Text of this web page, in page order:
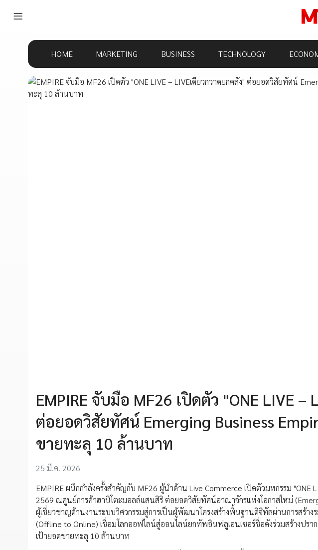
HOME MARKETING BUSINESS TECHNOLOGY
EMPIRE จับมือ MF26 เปิดตัว "ONE LIVE –
ต่อยอดวิสัยทัศน์ Emerging Business
ขายทะลุ 10 ล้านบาท
25 มี.ค. 2026
EMPIRE ผนึกกำลังครั้งสำคัญกับ MF26 ผู้นำด้าน Live Commerce เปิดตัวมหกรรม "ONE
2569 ณศูนย์การค้าฮาบิโตะมอลล์แสนสิริ ต่อยอดวิสัยทัศน์อาณาจักรแห่งโอกาสใหม่
ผู้เชี่ยวชาญด้านงานระบบวิศวกรรมสู่การเป็นผู้พัฒนาโครงสร้างพื้นฐานดิจิทัลผ่านการสร้าง
(Offline to Online) เชื่อมโลกออฟไลน์สู่ออนไลน์ยกทัพอินฟลูเอนเซอร์ชื่อดังร่วมสร้างปร
เป้ายอดขายทะลุ 10 ล้านบาท